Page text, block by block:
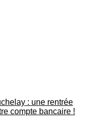
: une rentrée
compte bancaire !